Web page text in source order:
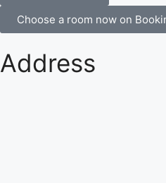
Choose a room now on
Address